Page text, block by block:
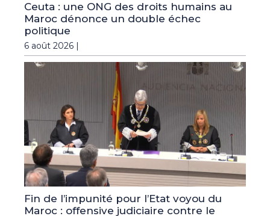
Ceuta : une ONG des droits humains au
Maroc dénonce un double échec
politique
6 août 2026 |
Fin de l’impunité pour l’Etat voyou du
Maroc : offensive judiciaire contre le